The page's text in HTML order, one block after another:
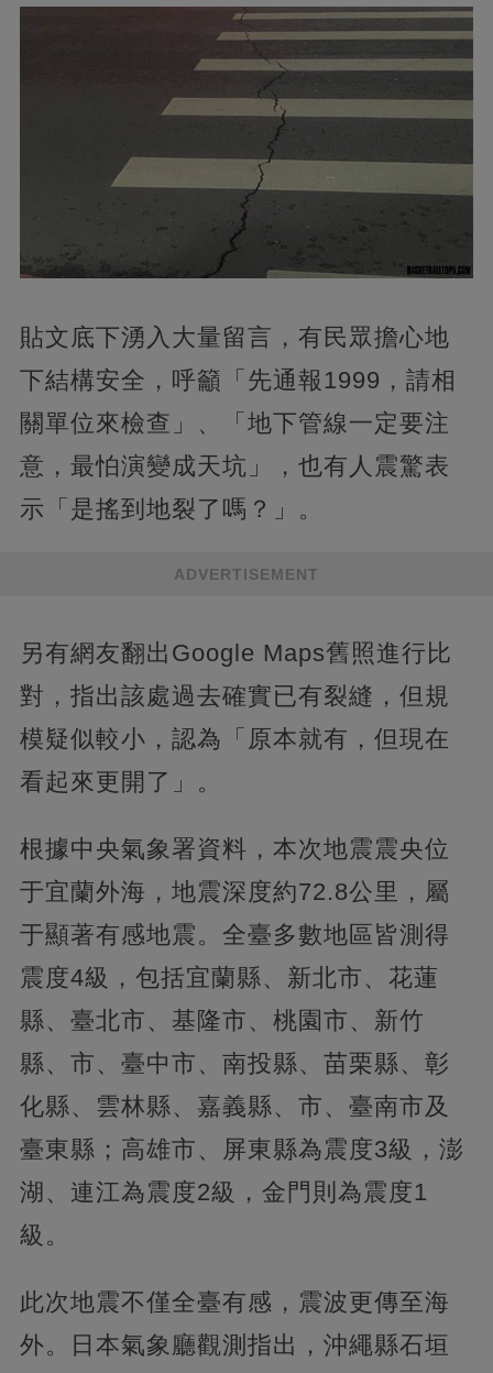
貼文底下湧入大量留言，有民眾擔心地
下結構安全，呼籲「先通報1999，請相
關單位來檢查」、「地下管線一定要注
意，最怕演變成天坑」，也有人震驚表
示「是搖到地裂了嗎？」。
ADVERTISEMENT
另有網友翻出Google Maps舊照進行比
對，指出該處過去確實已有裂縫，但規
模疑似較小，認為「原本就有，但現在
看起來更開了」。
根據中央氣象署資料，本次地震震央位
于宜蘭外海，地震深度約72.8公里，屬
于顯著有感地震。全臺多數地區皆測得
震度4級，包括宜蘭縣、新北市、花蓮
縣、臺北市、基隆市、桃園市、新竹
縣、市、臺中市、南投縣、苗栗縣、彰
化縣、雲林縣、嘉義縣、市、臺南市及
臺東縣；高雄市、屏東縣為震度3級，澎
湖、連江為震度2級，金門則為震度1
級。
此次地震不僅全臺有感，震波更傳至海
外。日本氣象廳觀測指出，沖繩縣石垣